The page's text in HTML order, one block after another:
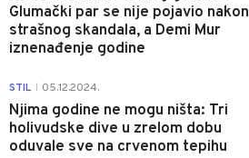
Glumački par se nije pojavio nakon
strašnog skandala, a Demi Mur
iznenađenje godine
STIL 05.12.2024.
Njima godine ne mogu ništa: Tri
holivudske dive u zrelom dobu
oduvale sve na crvenom tepihu